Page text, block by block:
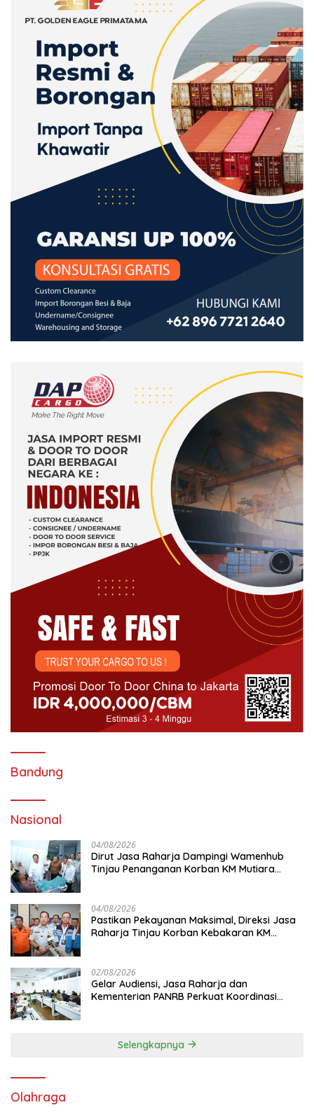
Bandung
Nasional
04/08/2026
Dirut Jasa Raharja Dampingi Wamenhub
Tinjau Penanganan Korban KM Mutiara
04/08/2026
Pastikan Pekayanan Maksimal, Direksi Jasa
Raharja Tinjau Korban Kebakaran KM
02/08/2026
Gelar Audiensi, Jasa Raharja dan
Kementerian PANRB Perkuat Koordinasi
Selengkapnya
Olahraga